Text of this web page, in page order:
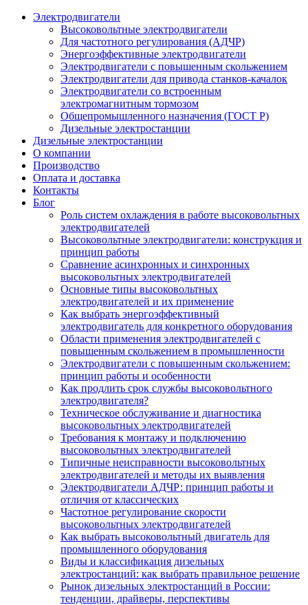
Электродвигатели
Высоковольтные электродвигатели
Для частотного регулирования (АДЧР)
Энергоэффективные электродвигатели
Электродвигатели с повышенным скольжением
Электродвигатели для привода станков-качалок
Электродвигатели со встроенным
электромагнитным тормозом
Общепромышленного назначения (ГОСТ Р)
Дизельные электростанции
Дизельные электростанции
О компании
Производство
Оплата и доставка
Контакты
Блог
Роль систем охлаждения в работе высоковольтных
электродвигателей
Высоковольтные электродвигатели: конструкция и
принцип работы
Сравнение асинхронных и синхронных
высоковольтных электродвигателей
Основные типы высоковольтных
электродвигателей и их применение
Как выбрать энергоэффективный
электродвигатель для конкретного оборудования
Области применения электродвигателей с
повышенным скольжением в промышленности
Электродвигатели с повышенным скольжением:
принцип работы и особенности
Как продлить срок службы высоковольтного
электродвигателя?
Техническое обслуживание и диагностика
высоковольтных электродвигателей
Требования к монтажу и подключению
высоковольтных электродвигателей
Типичные неисправности высоковольтных
электродвигателей и методы их выявления
Электродвигатели АДЧР: принцип работы и
отличия от классических
Частотное регулирование скорости
высоковольтных электродвигателей
Как выбрать высоковольтный двигатель для
промышленного оборудования
Виды и классификация дизельных
электростанций: как выбрать правильное решение
Рынок дизельных электростанций в России:
тенденции, драйверы, перспективы